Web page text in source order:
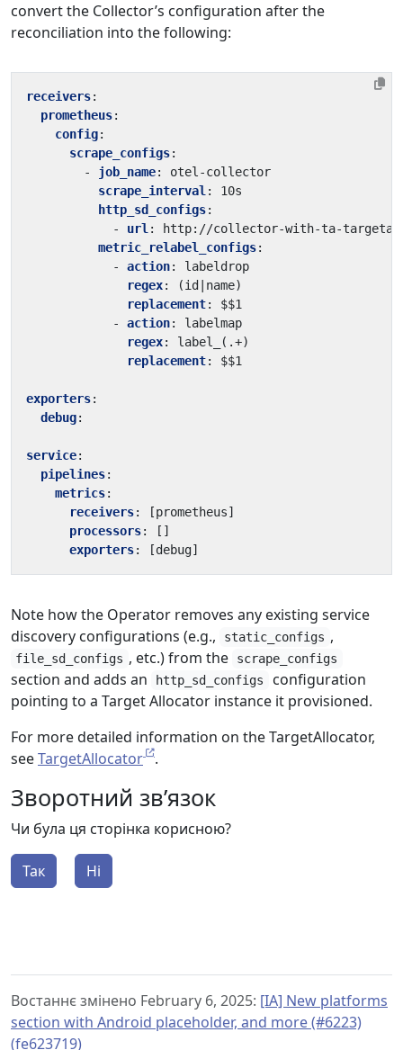
convert the Collector’s configuration after the
reconciliation into the following:
receivers:
prometheus:
config:
scrape_configs:
- job_name:
otel-collector
scrape_interval :
10s
http_sd_configs:
- url :
http://collector-with-ta-
metric_relabel_configs:
- action:
labeldrop
regex:
(id|name)
replacement:
$$1
- action:
labelmap
regex:
label_(.+)
replacement: $$1
exporters:
debug:
service:
pipelines:
metrics:
receivers: [prometheus]
processors:
[]
exporters: [debug]
Note how the Operator removes any existing service
discovery configurations (e.g.,
static_configs ,
file_sd_configs , etc.) from the scrape_configs
section and adds an http_sd_configs
configuration
pointing to a Target Allocator instance it provisioned.
For more detailed information on the TargetAllocator,
seeTargetAllocator .
Зворотний зв’язок
Чи була ця сторінка корисною?
Так Ні
Востаннє змінено February 6, 2025: [IA] New platforms
section with Android placeholder, and more (#6223)
(fe623719)